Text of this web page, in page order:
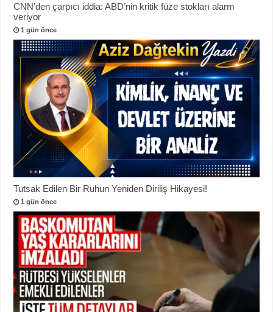
CNN’den çarpıcı iddia: ABD’nin kritik füze stokları alarm
veriyor
1 gün önce
Tutsak Edilen Bir Ruhun Yeniden Diriliş Hikayesi!
1 gün önce